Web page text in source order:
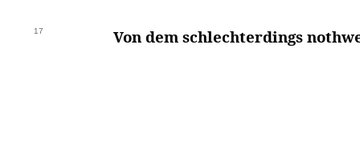
17 Von dem schlechterdings